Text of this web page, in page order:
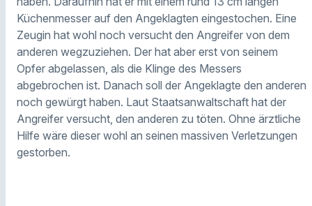
Küchenmesser auf den Angeklagten eingestochen. Eine
Zeugin hat wohl noch versucht den Angreifer von dem
anderen wegzuziehen. Der hat aber erst von seinem
Opfer abgelassen, als die Klinge des Messers
abgebrochen ist. Danach soll der Angeklagte den anderen
noch gewürgt haben. Laut Staatsanwaltschaft hat der
Angreifer versucht, den anderen zu töten. Ohne ärztliche
Hilfe wäre dieser wohl an seinen massiven Verletzungen
gestorben.